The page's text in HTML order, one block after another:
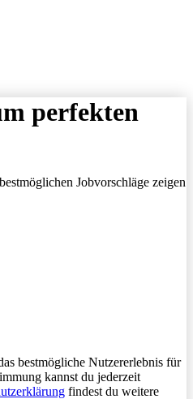
perfekten
Jobvorschläge zeigen
bestmögliche Nutzererlebnis für
kannst du jederzeit
findest du weitere